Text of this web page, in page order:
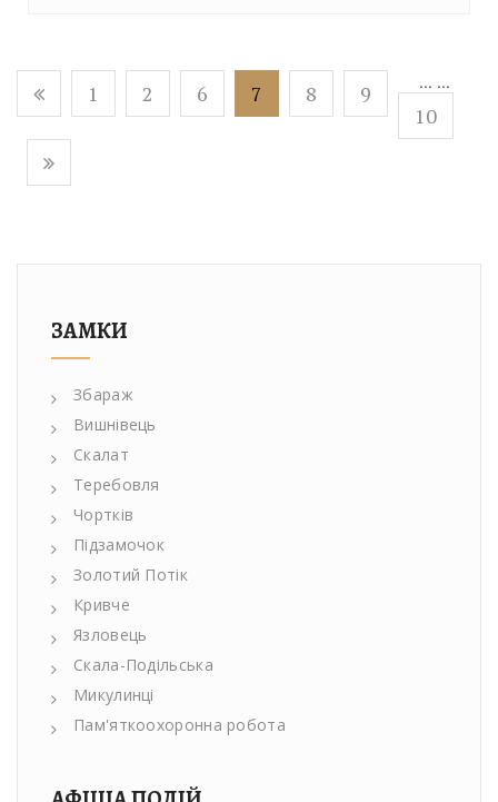
1 2 ...
6 7 8 ...
9
10
ЗАМКИ
Збараж
Вишнівець
Скалат
Теребовля
Чортків
Підзамочок
Золотий Потік
Кривче
Язловець
Скала-Подільська
Микулинці
Пам'яткоохоронна робота